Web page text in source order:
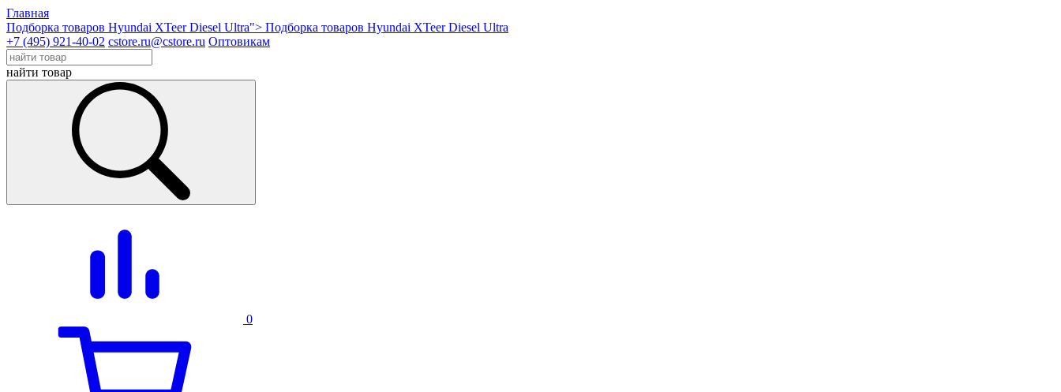
Главная
Подборка товаров Hyundai XTeer Diesel Ultra"> Подборка товаров Hyundai XTeer Diesel Ultra
+7 (495) 921-40-02 cstore.ru@cstore.ru Оптовикам
найти товар
0